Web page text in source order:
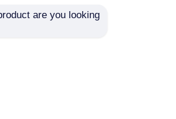
are you looking